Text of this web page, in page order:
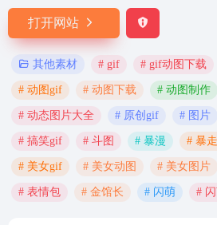
打开网站
其他素材 # gif # gif动图下载
# 动图gif # 动图下载 # 动图制作
# 动态图片大全 # 原创gif # 图片
# 搞笑gif # 斗图 # 暴漫 # 暴
# 美女gif # 美女动图 # 美女图片
# 表情包 # 金馆长 # 闪萌 #